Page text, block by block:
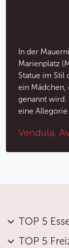
In der
Marienplatz
Statue im Stil
ein Mädchen,
genannt wird.
eine
Vendula,
TOP 5
TOP 5